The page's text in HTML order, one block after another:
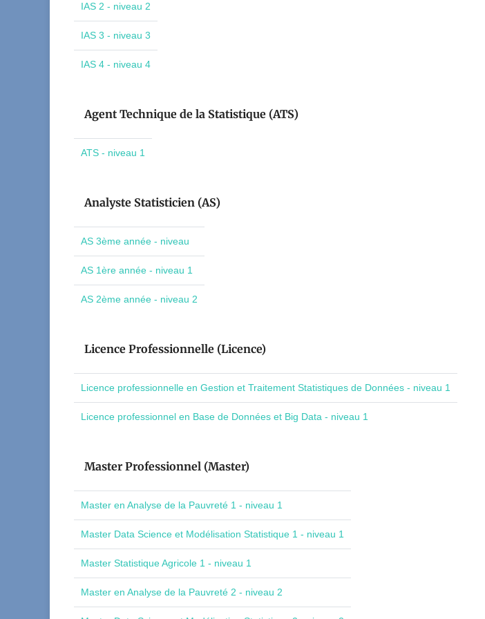
IAS 2 - niveau 2
IAS 3 - niveau 3
IAS 4 - niveau 4
Agent Technique de la Statistique (ATS)
ATS - niveau 1
Analyste Statisticien (AS)
AS 3ème année - niveau
AS 1ère année - niveau 1
AS 2ème année - niveau 2
Licence Professionnelle (Licence)
Licence professionnelle en Gestion et Traitement Statistiques de Données - niveau 1
Licence professionnel en Base de Données et Big Data - niveau 1
Master Professionnel (Master)
Master en Analyse de la Pauvreté 1 - niveau 1
Master Data Science et Modélisation Statistique 1 - niveau 1
Master Statistique Agricole 1 - niveau 1
Master en Analyse de la Pauvreté 2 - niveau 2